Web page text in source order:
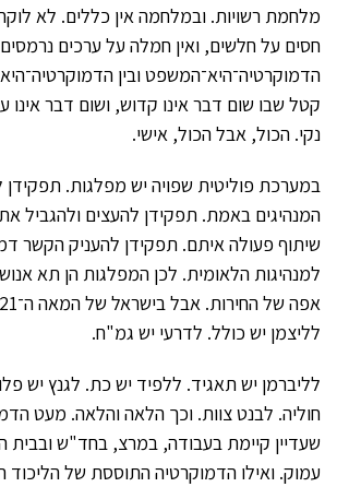
מלחמת רשויות. ובמלחמה אין כללים. לא
חסים על חלשים, ואין חמלה על ערכים
הדמוקרטיה־היא־המשפט ובין
קטל שבו שום דבר אינו קדוש, ושום דבר אינו
נקי. הכול, אבל הכול, אישי.
במערכת פוליטית שפויה יש מפלגות. תפקידן
המנהיגים באמת. תפקידן להעצים ולהגביל
שיתוף פעולה איתם. תפקידן להעניק הקשר
למנהיגות הלאומית. לכן המפלגות הן תא
לליצמן יש כולל. לדרעי יש גמ"ח.
לליברמן יש תאגיד. ללפיד יש כת. לגנץ יש
חוליה. לבנט צוות. וכך הלאה והלאה. מעט
שעדיין קיימת בעבודה, במרצ, בחד"ש ובבית
עמוק. ואילו הדמוקרטיה התוססת של